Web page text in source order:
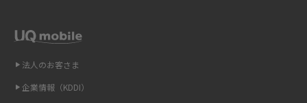
2014年12月(8)
2014年11月(8)
2014年10月(9)
Wi-Fiを自宅に設置する方法は？必要なことやポイントも紹介
光ファイバーとは？仕組みやメリット・デメリットを初心者向けにわかり
やすく解説
法人のお客さま
企業情報（KDDI）